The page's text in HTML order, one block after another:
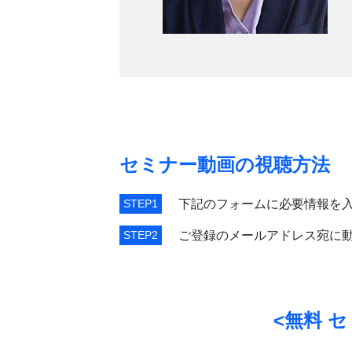
セミナー動画の視聴方法
STEP1 下記のフォームに必要情報を
STEP2 ご登録のメールアドレス宛に
<無料